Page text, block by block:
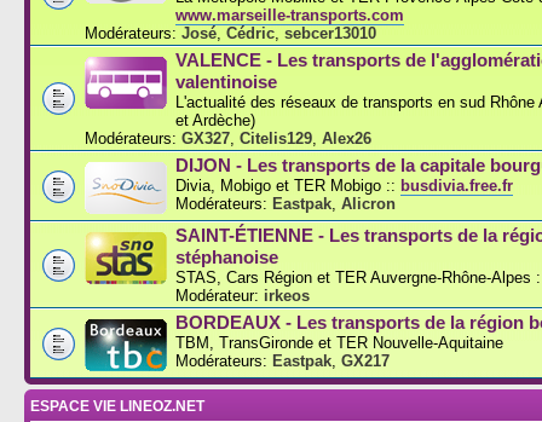
www.marseille-transports.com
Modérateurs: José Cédric sebcer13010
VALENCE - Les transports de
valentinoise
L'actualité des réseaux de transports en sud Rhône
et Ardèche)
Modérateurs: GX327 Citelis129 Alex26
DIJON - Les transports de la capitale
Divia, Mobigo et TER Mobigo :: busdivia.free.fr
Modérateurs: Eastpak Alicron
SAINT-ÉTIENNE - Les transports de la
stéphanoise
STAS, Cars Région et TER Auvergne-Rhône-Alpes
Modérateur: irkeos
BORDEAUX - Les transports de la région
TBM, TransGironde et TER Nouvelle-Aquitaine
Modérateurs: Eastpak GX217
ESPACE VIE LINEOZ.NET